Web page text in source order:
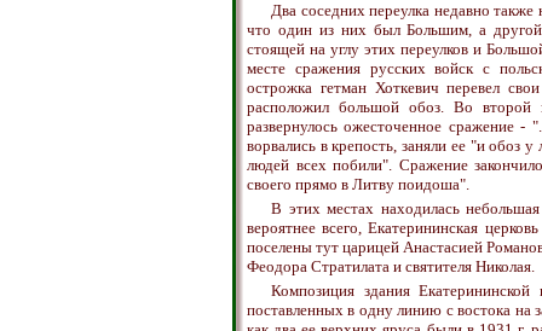
Два соседних переулка недавно также
что один из них был Большим, а
стоящей на углу этих переулков и
месте сражения русских войск с
острожка гетман Хоткевич перевел
расположил большой обоз. Во второй
развернулось ожесточенное сражение -
ворвались в крепость, заняли ее "и обоз
людей всех побили". Сражение
своего прямо в Литву поидоша".
В этих местах находилась
вероятнее всего, Екатерининская
поселены тут царицей Анастасией
Феодора Стратилата и святителя Николая.
Композиция здания
поставленных в одну линию с востока на